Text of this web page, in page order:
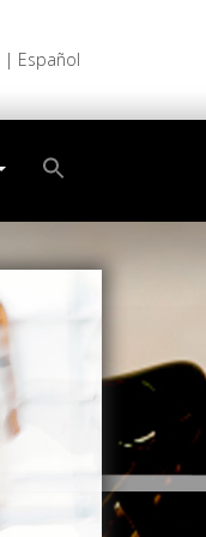
| Español